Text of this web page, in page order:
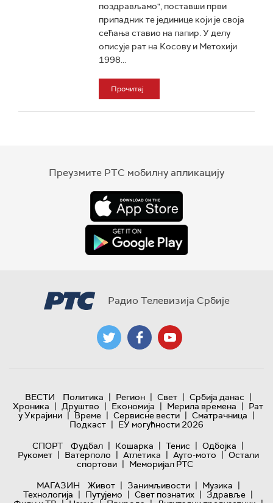
поздрављамо", поставши први
припадник те јединице који је своја
сећања ставио на папир. У делу
описује рат на Косову и Метохији
1998...
Прочитај
Преузмите РТС мобилну апликацију
Радио Телевизија Србије
ВЕСТИ Политика | Регион | Свет | Србија данас |
Хроника | Друштво | Економија | Мерила времена | Рат
у Украјини | Време | Сервисне вести | Сматрачница |
Подкаст | ЕУ могућности 2026
СПОРТ
Фудбал | Кошарка | Тенис | Одбојка |
Рукомет | Ватерполо | Атлетика | Ауто-мото | Остали
спортови | Меморијал РТС
МАГАЗИН
Живот | Занимљивости | Музика |
Технологијa | Путујемо | Свет познатих | Здравље |